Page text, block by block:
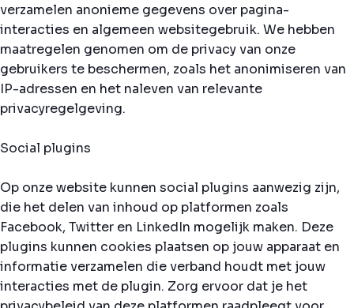
verzamelen anonieme gegevens over pagina-
interacties en algemeen websitegebruik. We hebben
maatregelen genomen om de privacy van onze
gebruikers te beschermen, zoals het anonimiseren van
IP-adressen en het naleven van relevante
privacyregelgeving.
Social plugins
Op onze website kunnen social plugins aanwezig zijn,
die het delen van inhoud op platformen zoals
Facebook, Twitter en LinkedIn mogelijk maken. Deze
plugins kunnen cookies plaatsen op jouw apparaat en
informatie verzamelen die verband houdt met jouw
interacties met de plugin. Zorg ervoor dat je het